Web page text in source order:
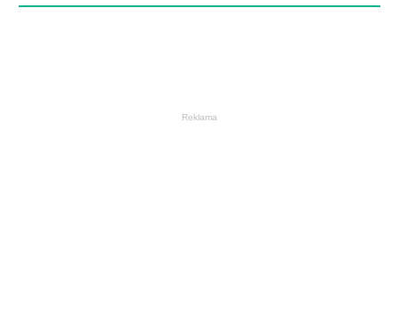
Reklama